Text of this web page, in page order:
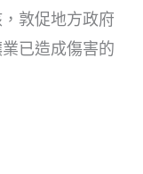
敦促地方政府
已造成傷害的